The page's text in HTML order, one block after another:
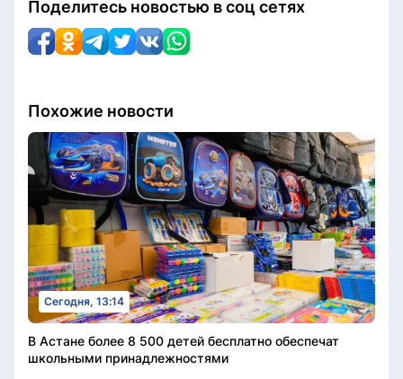
Поделитесь новостью в соц сетях
Похожие новости
Сегодня, 13:14
В Астане более 8 500 детей бесплатно обеспечат
школьными принадлежностями